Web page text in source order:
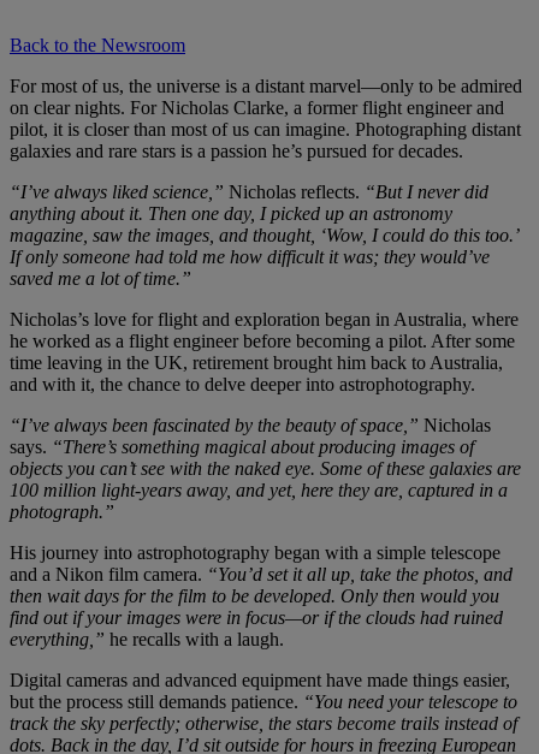
Back to the Newsroom
For most of us, the universe is a distant marvel—only to be admired
on clear nights. For Nicholas Clarke, a former flight engineer and
pilot, it is closer than most of us can imagine. Photographing distant
galaxies and rare stars is a passion he’s pursued for decades.
“I’ve always liked science,” Nicholas reflects. “But I never did
anything about it. Then one day, I picked up an astronomy
magazine, saw the images, and thought, ‘Wow, I could do this too.’
If only someone had told me how difficult it was; they would’ve
saved me a lot of time.”
Nicholas’s love for flight and exploration began in Australia, where
he worked as a flight engineer before becoming a pilot. After some
time leaving in the UK, retirement brought him back to Australia,
and with it, the chance to delve deeper into astrophotography.
“I’ve always been fascinated by the beauty of space,” Nicholas
says. “There’s something magical about producing images of
objects you can’t see with the naked eye. Some of these galaxies are
100 million light-years away, and yet, here they are, captured in a
photograph.”
His journey into astrophotography began with a simple telescope
and a Nikon film camera. “You’d set it all up, take the photos, and
then wait days for the film to be developed. Only then would you
find out if your images were in focus—or if the clouds had ruined
everything,” he recalls with a laugh.
Digital cameras and advanced equipment have made things easier,
but the process still demands patience. “You need your telescope to
track the sky perfectly; otherwise, the stars become trails instead of
dots. Back in the day, I’d sit outside for hours in freezing European